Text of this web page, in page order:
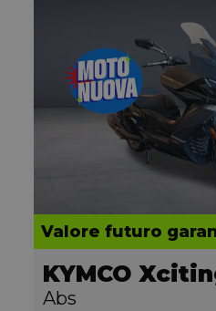
Valore futuro
KYMCO
Abs